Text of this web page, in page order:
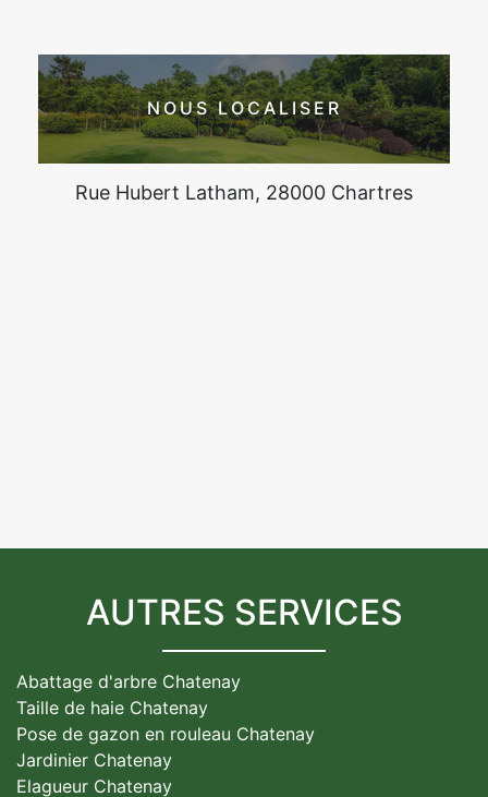
NOUS LOCALISER
Rue Hubert Latham, 28000 Chartres
AUTRES SERVICES
Abattage d'arbre Chatenay
Taille de haie Chatenay
Pose de gazon en rouleau Chatenay
Jardinier Chatenay
Elagueur Chatenay